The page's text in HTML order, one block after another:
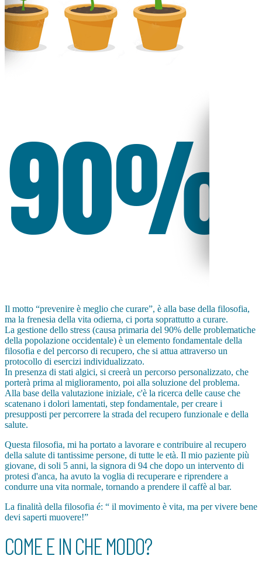
Il motto “prevenire è meglio che curare”, è alla base della filosofia,
ma la frenesia della vita odierna, ci porta soprattutto a curare.
La gestione dello stress (causa primaria del 90% delle problematiche
della popolazione occidentale) è un elemento fondamentale della
filosofia e del percorso di recupero, che si attua attraverso un
protocollo di esercizi individualizzato.
In presenza di stati algici, si creerà un percorso personalizzato, che
porterà prima al miglioramento, poi alla soluzione del problema.
Alla base della valutazione iniziale, c'è la ricerca delle cause che
scatenano i dolori lamentati, step fondamentale, per creare i
presupposti per percorrere la strada del recupero funzionale e della
salute.
Questa filosofia, mi ha portato a lavorare e contribuire al recupero
della salute di tantissime persone, di tutte le età. Il mio paziente più
giovane, di soli 5 anni, la signora di 94 che dopo un intervento di
protesi d'anca, ha avuto la voglia di recuperare e riprendere a
condurre una vita normale, tornando a prendere il caffè al bar.
La finalità della filosofia é: “ il movimento è vita, ma per vivere bene
devi saperti muovere!”
COME E IN CHE MODO?